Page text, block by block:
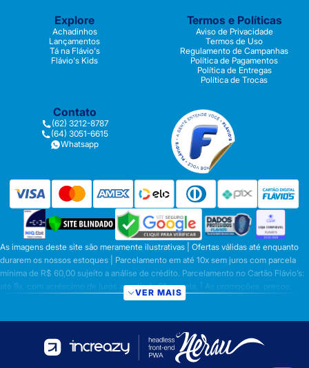
Explore
Achadinhos
Lançamentos
Tá na Flávio's
Flávio's Kids
Termos e Políticas
Aviso de Privacidade
Termos de Uso
Regulamento de Campanhas
Política de Pagamentos
Política de Entregas
Política de Trocas
Contato
(62) 3212-8787
(64) 3051-6615
Whatsapp
As imagens deste site são meramente ilustrativas | Ofertas válidas até enquanto
durarem os nossos estoques | Parcelamento em até 10x sem juros com parcela
mínima de R$ 60,00 sujeito a análise de crédito. Parcelamento no Cartão Flávio’s:
até 8x, com acréscimo de juros a partir da 6ª parcela. | As promoções, preços,
parcelamentos e condições de pagamento são válidas apenas para compras
preços válidos para os produtos serão aqueles exibidos no ato da conclusão da
operação, conforme exibição, e desde que haja disponibilidade dos produtos |
Frete Grátis para compras em Goiás, DF com pedido mínimo de R$ 349,90,
VER MAIS